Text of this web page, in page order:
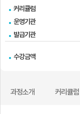
과정소개 커리큘럼
커리큘럼
운영기관
발급기관
수강금액